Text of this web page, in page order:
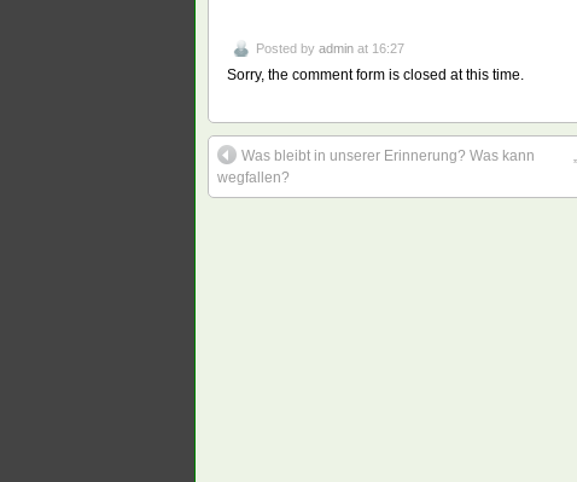
Posted by admin at 16:27
Sorry, the comment form is closed at this time.
Was bleibt in unserer Erinnerung? Was kann
wegfallen?